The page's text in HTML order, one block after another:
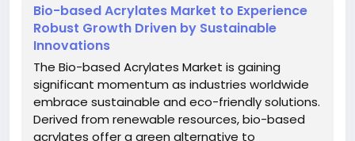
Bio-based Acrylates Market to Experience
Robust Growth Driven by Sustainable
Innovations
The Bio-based Acrylates Market is gaining
significant momentum as industries worldwide
embrace sustainable and eco-friendly solutions.
Derived from renewable resources, bio-based
acrylates offer a green alternative to